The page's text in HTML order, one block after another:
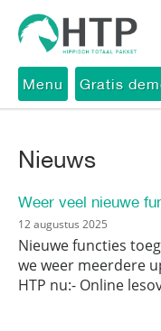
Menu Gratis
Nieuws
Weer veel nieuwe
12 augustus 2025
Nieuwe functies
we weer meerdere
HTP nu:- Online